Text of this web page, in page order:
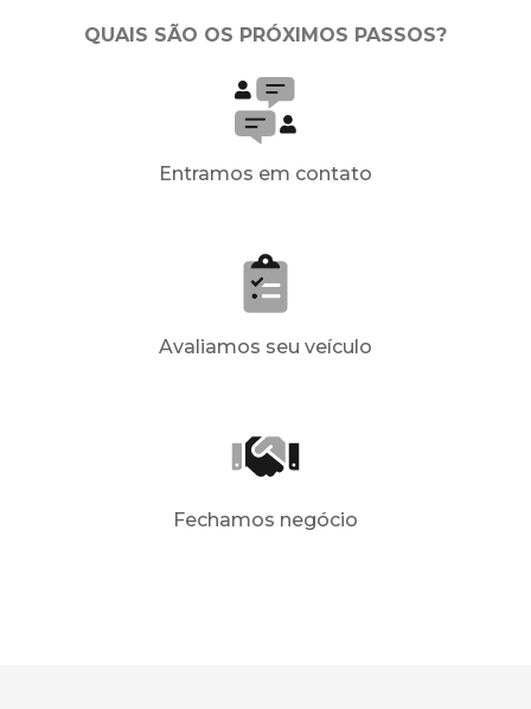
QUAIS SÃO OS PRÓXIMOS PASSOS?
Entramos em contato
Avaliamos seu veículo
Fechamos negócio